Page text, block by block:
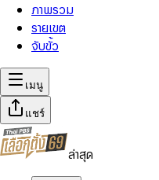
ภาพรวม
รายเขต
จับขั้ว
เมนู
แชร์
ล่าสุด